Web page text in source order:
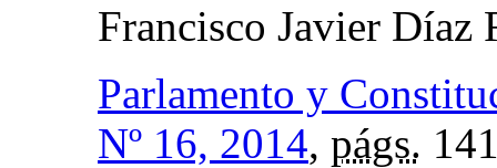
Francisco Javier Díaz
Parlamento y
Nº 16, 2014, págs.